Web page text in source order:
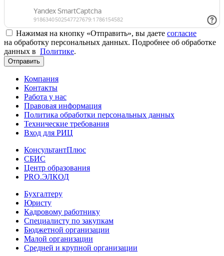
Нажимая на кнопку «Отправить», вы даете согласие
на обработку персональных данных. Подробнее об обработке
данных в Политике.
Отправить
Компания
Контакты
Работа у нас
Правовая информация
Политика обработки персональных данных
Технические требования
Вход для РИЦ
КонсультантПлюс
СБИС
Центр образования
PRO.ЭЛКОД
Бухгалтеру
Юристу
Кадровому работнику
Специалисту по закупкам
Бюджетной организации
Малой организации
Средней и крупной организации